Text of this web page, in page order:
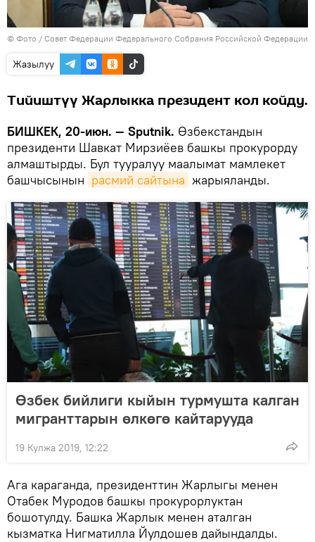
© Фото / Совет Федерации Федерального Собрания Российской Федерации
Жазылуу
Тийиштүү Жарлыкка президент кол койду.
БИШКЕК, 20-июн. — Sputnik. Өзбекстандын
президенти Шавкат Мирзиёев башкы прокурорду
алмаштырды. Бул тууралуу маалымат мамлекет
башчысынын расмий сайтына жарыяланды.
Өзбек бийлиги кыйын турмушта калган
мигранттарын өлкөгө кайтарууда
19 Кулжа 2019, 12:22
Ага караганда, президенттин Жарлыгы менен
Отабек Муродов башкы прокурорлуктан
бошотулду. Башка Жарлык менен аталган
кызматка Нигматилла Йулдошев дайындалды.